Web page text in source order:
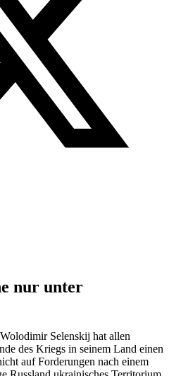
nur unter
Selenskij hat allen
des Kriegs in seinem Land einen
auf Forderungen nach einem